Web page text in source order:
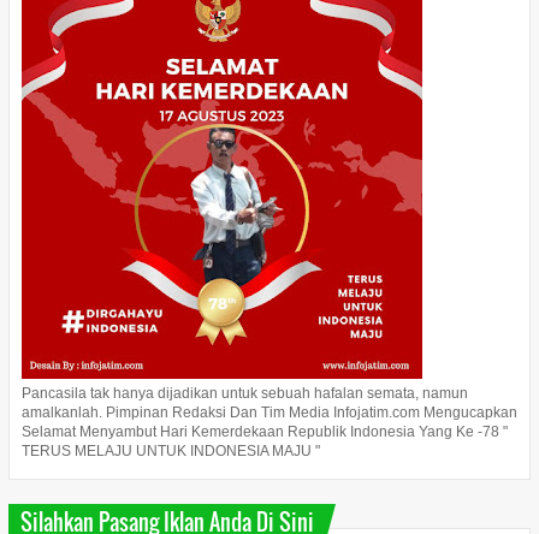
Pancasila tak hanya dijadikan untuk sebuah hafalan semata, namun
amalkanlah. Pimpinan Redaksi Dan Tim Media Infojatim.com Mengucapkan
Selamat Menyambut Hari Kemerdekaan Republik Indonesia Yang Ke -78 "
TERUS MELAJU UNTUK INDONESIA MAJU "
Silahkan Pasang Iklan Anda Di Sini